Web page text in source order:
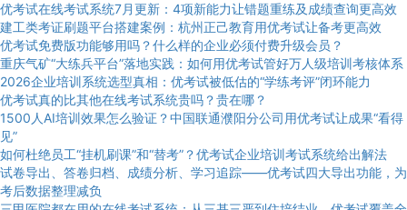
优考试在线考试系统7月更新：4项新能力让错题重练及成绩查询更高效
建工类考证刷题平台搭建案例：杭州正己教育用优考试让备考更高效
优考试免费版功能够用吗？什么样的企业必须付费升级会员？
重庆气矿“大练兵平台”落地实践：如何用优考试管好万人级培训考核体系
2026企业培训系统选型真相：优考试被低估的“学练考评”闭环能力
优考试真的比其他在线考试系统贵吗？贵在哪？
1500人AI培训效果怎么验证？中国联通濮阳分公司用优考试让成果“看得
见”
如何杜绝员工“挂机刷课”和“替考”？优考试企业培训考试系统给出解法
试卷导出、答卷归档、成绩分析、学习追踪——优考试四大导出功能，为
考后数据整理减负